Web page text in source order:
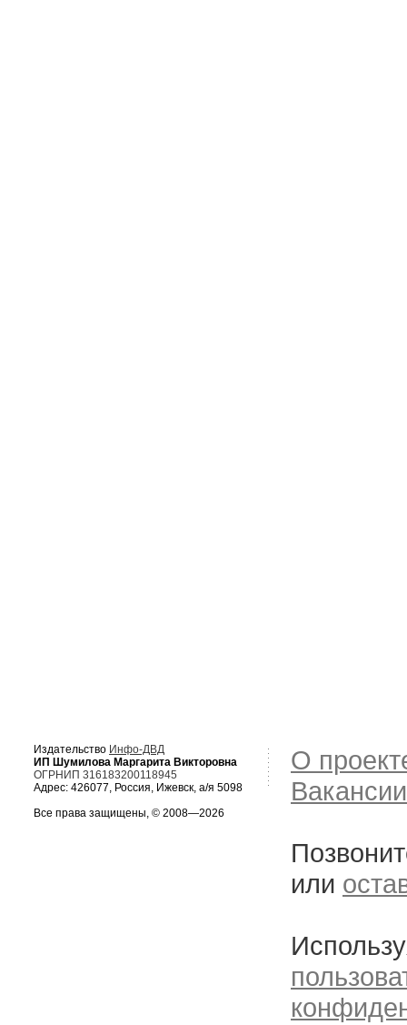
Издательство Инфо-ДВД
ИП Шумилова Маргарита Викторовна
ОГРНИП 316183200118945
Адрес: 426077, Россия, Ижевск, а/я 5098
Все права защищены, © 2008—2026
О
Вакансии
или